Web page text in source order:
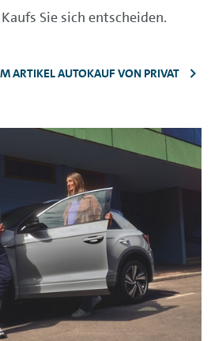
Sie sich entscheiden.
ARTIKEL AUTOKAUF VON PRIVAT